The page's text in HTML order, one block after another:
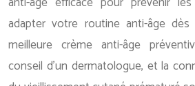
adapter votre routine anti-âge
meilleure crème anti-âge
conseil d’un dermatologue, et la